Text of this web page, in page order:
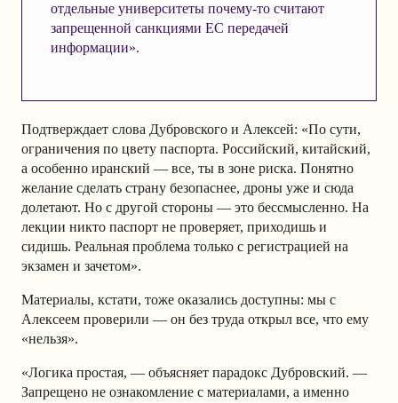
отдельные университеты почему-то считают
запрещенной санкциями ЕС передачей
информации».
Подтверждает слова Дубровского и Алексей: «По сути,
ограничения по цвету паспорта. Российский, китайский,
а особенно иранский — все, ты в зоне риска. Понятно
желание сделать страну безопаснее, дроны уже и сюда
долетают. Но с другой стороны — это бессмысленно. На
лекции никто паспорт не проверяет, приходишь и
сидишь. Реальная проблема только с регистрацией на
экзамен и зачетом».
Материалы, кстати, тоже оказались доступны: мы с
Алексеем проверили — он без труда открыл все, что ему
«нельзя».
«Логика простая, — объясняет парадокс Дубровский. —
Запрещено не ознакомление с материалами, а именно